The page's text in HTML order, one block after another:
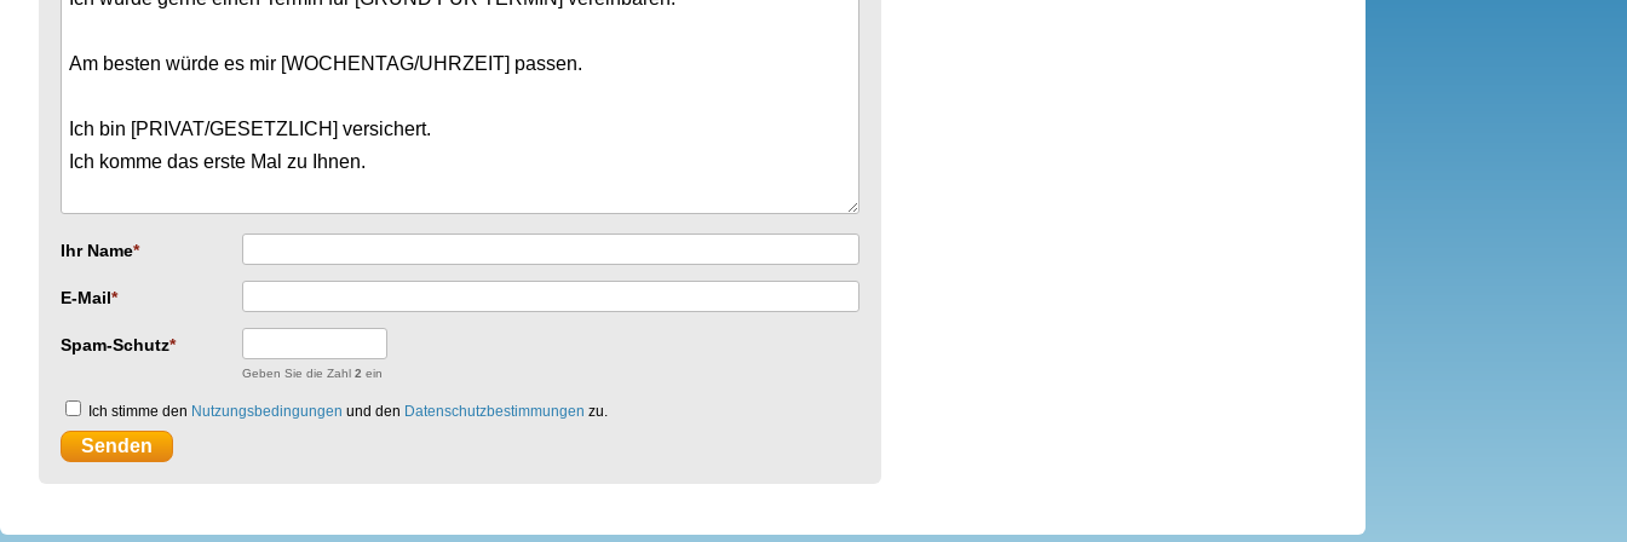
Ihr Name
E-Mail
Spam-Schutz
Geben Sie die Zahl 2 ein
Ich stimme den Nutzungsbedingungen und den Datenschutzbestimmungen zu.